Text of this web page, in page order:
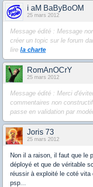
i aM BaByBoOM
25 mars 2012
Message édité : Message
créer un topic sur le forum
lire la charte
RomAnOCrY
25 mars 2012
Message édité : Merci
commentaires non
passe en validation par
Joris 73
25 mars 2012
Non il a raison, il faut que le
déployé et que de véritable
réussir à exploité le coté
psp...